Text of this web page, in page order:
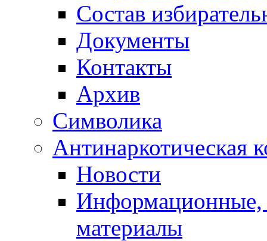
Состав
Документы
Контакты
Архив
Символика
Антинаркотическая
Новости
Информационные,
материалы